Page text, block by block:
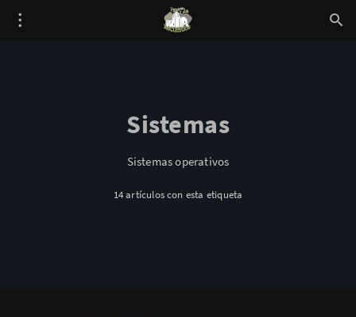
Sistemas
Sistemas operativos
14 artículos con esta etiqueta